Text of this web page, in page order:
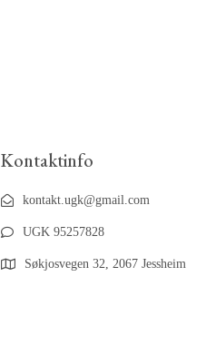
Kontaktinfo
kontakt.ugk@gmail.com
UGK 95257828
Søkjosvegen 32, 2067 Jessheim